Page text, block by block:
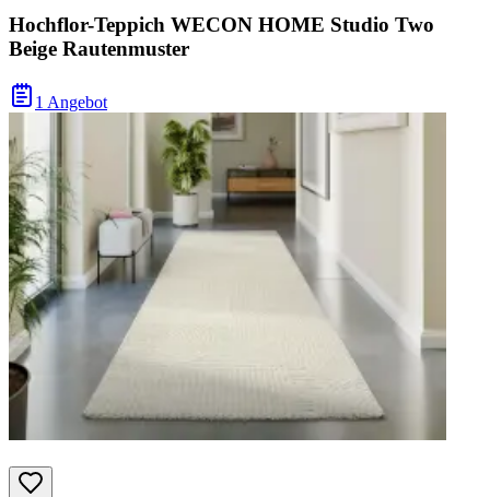
Hochflor-Teppich WECON HOME Studio Two
Beige Rautenmuster
1 Angebot